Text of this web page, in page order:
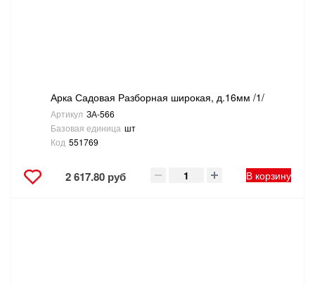
Арка Садовая Разборная широкая, д.16мм /1/
Артикул ЗА-566
Базовая единица шт
Код 551769
2 617.80 руб В корзину